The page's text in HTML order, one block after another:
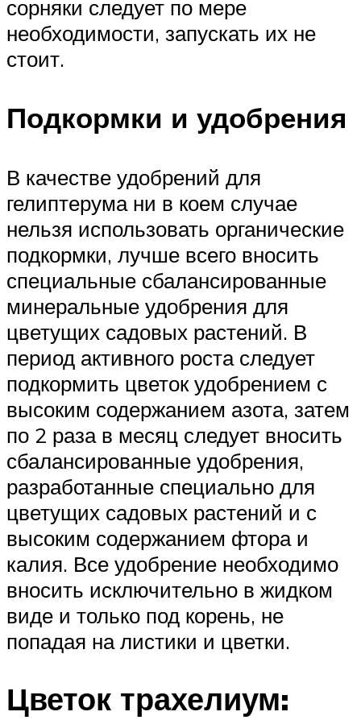
сорняки следует по мере
необходимости, запускать их не
стоит.
Подкормки и удобрения
В качестве удобрений для
гелиптерума ни в коем случае
нельзя использовать органические
подкормки, лучше всего вносить
специальные сбалансированные
минеральные удобрения для
цветущих садовых растений. В
период активного роста следует
подкормить цветок удобрением с
высоким содержанием азота, затем
по 2 раза в месяц следует вносить
сбалансированные удобрения,
разработанные специально для
цветущих садовых растений и с
высоким содержанием фтора и
калия. Все удобрение необходимо
вносить исключительно в жидком
виде и только под корень, не
попадая на листики и цветки.
Цветок трахелиум: